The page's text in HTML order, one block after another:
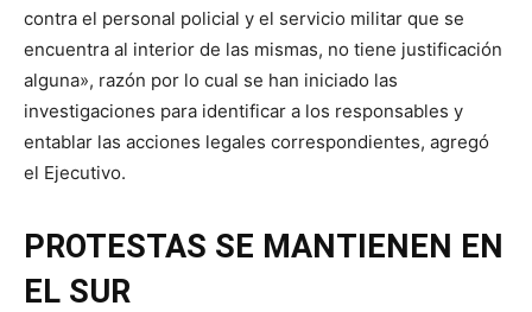
contra el personal policial y el servicio militar que se
encuentra al interior de las mismas, no tiene justificación
alguna», razón por lo cual se han iniciado las
investigaciones para identificar a los responsables y
entablar las acciones legales correspondientes, agregó
el Ejecutivo.
PROTESTAS SE MANTIENEN EN
EL SUR